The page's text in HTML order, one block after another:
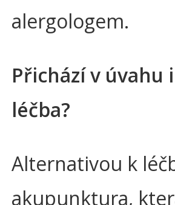
alergologem.
Přichází v
léčba?
Alternativou k
akupunktura,